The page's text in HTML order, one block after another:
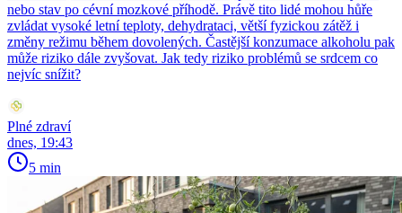
nebo stav po cévní mozkové příhodě. Právě tito lidé mohou hůře
zvládat vysoké letní teploty, dehydrataci, větší fyzickou zátěž i
změny režimu během dovolených. Častější konzumace alkoholu pak
může riziko dále zvyšovat. Jak tedy riziko problémů se srdcem co
nejvíc snížit?
Plné zdraví
dnes, 19:43
5 min